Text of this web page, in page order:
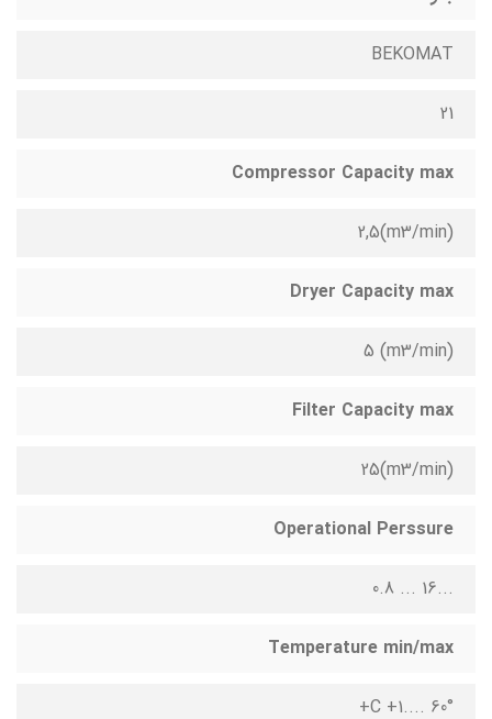
BEKOMAT
21
Compressor Capacity max
(m3/min)2,5
Dryer Capacity max
(m3/min) 5
Filter Capacity max
(m3/min)25
Operational Perssure
...16 ... 0.8
Temperature min/max
°C +1.... 60+